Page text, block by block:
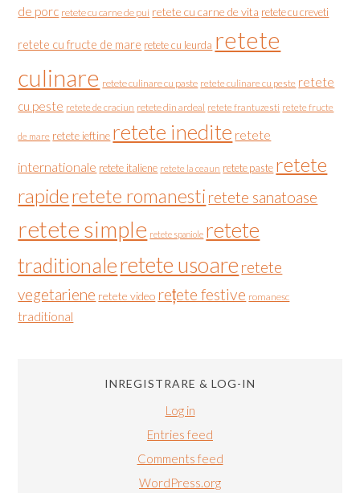
de porc retete cu carne de pui retete cu carne de vita retete cu creveti
retete cu fructe de mare retete cu leurda retete
culinare retete culinare cu paste retete culinare cu peste retete
cu peste retete de craciun retete din ardeal retete frantuzesti retete fructe
de mare retete ieftine retete inedite retete
internationale retete italiene retete la ceaun retete paste retete
rapideretete romanesti retete sanatoase
retete simple retete spaniole retete
traditionaleretete usoare retete
vegetariene retete video rețete festive romanesc
traditional
INREGISTRARE & LOG-IN
Log in
Entries feed
Comments feed
WordPress.org